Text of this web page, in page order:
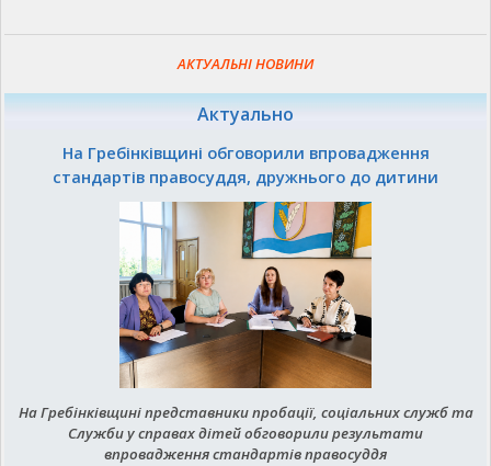
АКТУАЛЬНІ НОВИНИ
Актуально
На Гребінківщині обговорили впровадження
стандартів правосуддя, дружнього до дитини
На Гребінківщині представники пробації, соціальних служб та
Служби у справах дітей обговорили результати
впровадження стандартів правосуддя